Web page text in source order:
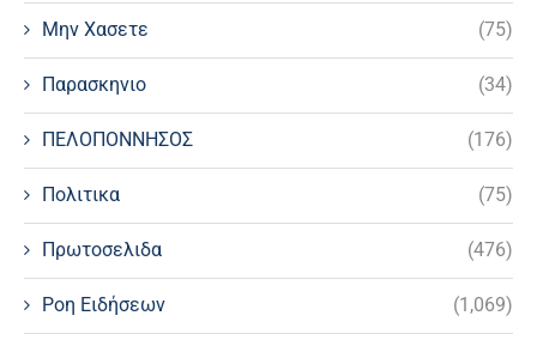
Μην Χασετε (75)
Παρασκηνιο (34)
ΠΕΛΟΠΟΝΝΗΣΟΣ (176)
Πολιτικα (75)
Πρωτοσελιδα (476)
Ροη Ειδήσεων (1,069)